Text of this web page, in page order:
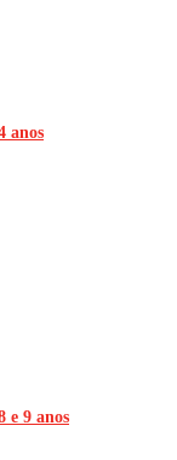
anos
e 9 anos